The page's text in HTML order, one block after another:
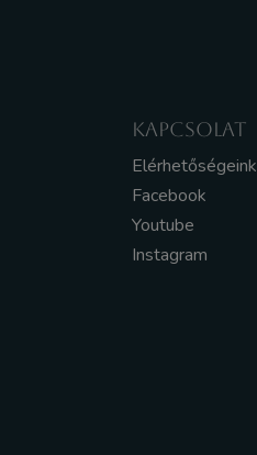
KAPCSOLAT
Elérhetőségeink
Facebook
Youtube
Instagram